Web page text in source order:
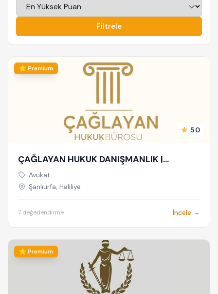
Filtrele
⭐ Premium
5.0
ÇAĞLAYAN HUKUK DANIŞMANLIK |
ŞANLIURFA AVUKAT
Avukat
Şanlıurfa, Haliliye
7 değerlendirme İncele →
⭐ Premium